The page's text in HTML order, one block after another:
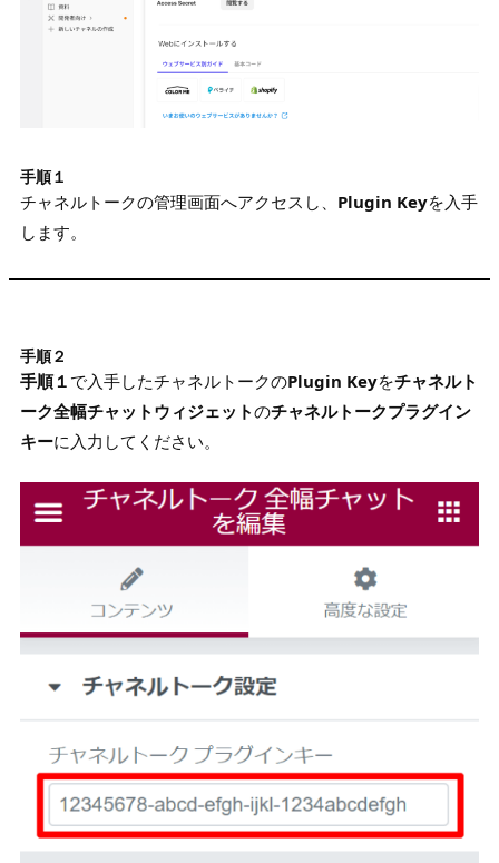
手順１
チャネルトークの管理画面へアクセスし、 Plugin Keyを入手
します。
手順２
手順１ で入手したチャネルトークのPlugin Keyをチャネルト
ーク全幅チャットウィジェットのチャネルトークプラグイン
キーに入力してください。